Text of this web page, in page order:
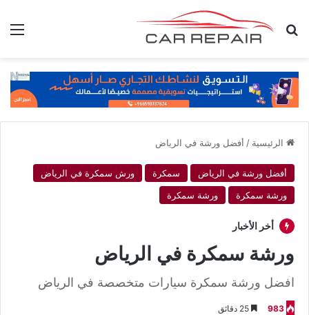
بحث عن
الرئيسية / أفضل ورشة في الرياض
أفضل ورشة في الرياض سمكرة
ورش سمكرة في الرياض
ورشة سمكرة
ورشة سمكرة
أخر الأخبار
ورشة سمكرة في الرياض
افضل ورشة سمكرة سيارات متخصصة في الرياض
983